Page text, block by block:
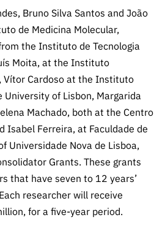
– Protocolo
FCT
Ciência
de
FCT
90 Segundos
de Ciência
Subscrever
Direct Mail
de
Concursos
s
de Gestão
Comunitários
ão e
Benefícios
Fiscais
Recrutam
ento,
Aquisição
de
Serviços e
Parcerias
Consultas
públicas
Manifesta
ções de
Bruno Silva Santos and João
de Medicina Molecular,
the Instituto de Tecnologia
Moita, at the Instituto
Vítor Cardoso at the Instituto
University of Lisbon, Margarida
Machado, both at the Centro
Isabel Ferreira, at Faculdade de
Universidade Nova de Lisboa,
Grants. These grants
that have seven to 12 years’
researcher will receive
for a five-year period.